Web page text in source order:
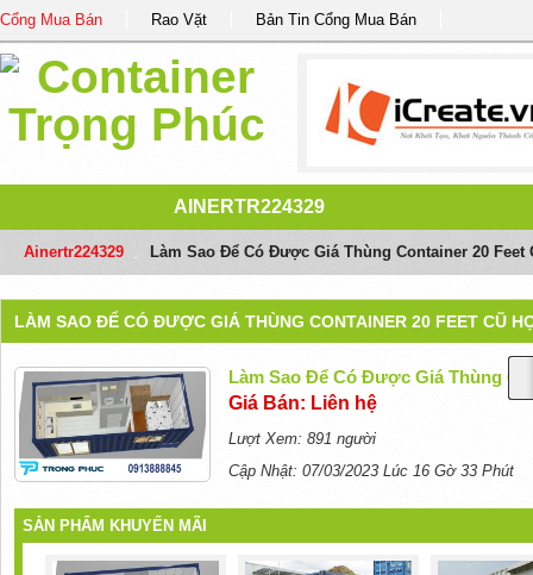
Cổng Mua Bán Rao Vặt Bản Tin Cổng Mua Bán
AINERTR224329
Ainertr224329 Làm Sao Để Có Được Giá Thùng Container 20 Feet
LÀM SAO ĐỂ CÓ ĐƯỢC GIÁ THÙNG CONTAINER 20 FEET CŨ
Làm Sao Để Có Được Giá Thùng
Giá Bán: Liên hệ
Lượt Xem: 891 người
Cập Nhật: 07/03/2023 Lúc 16 Gờ 33 Phút
SẢN PHẨM KHUYẾN MÃI